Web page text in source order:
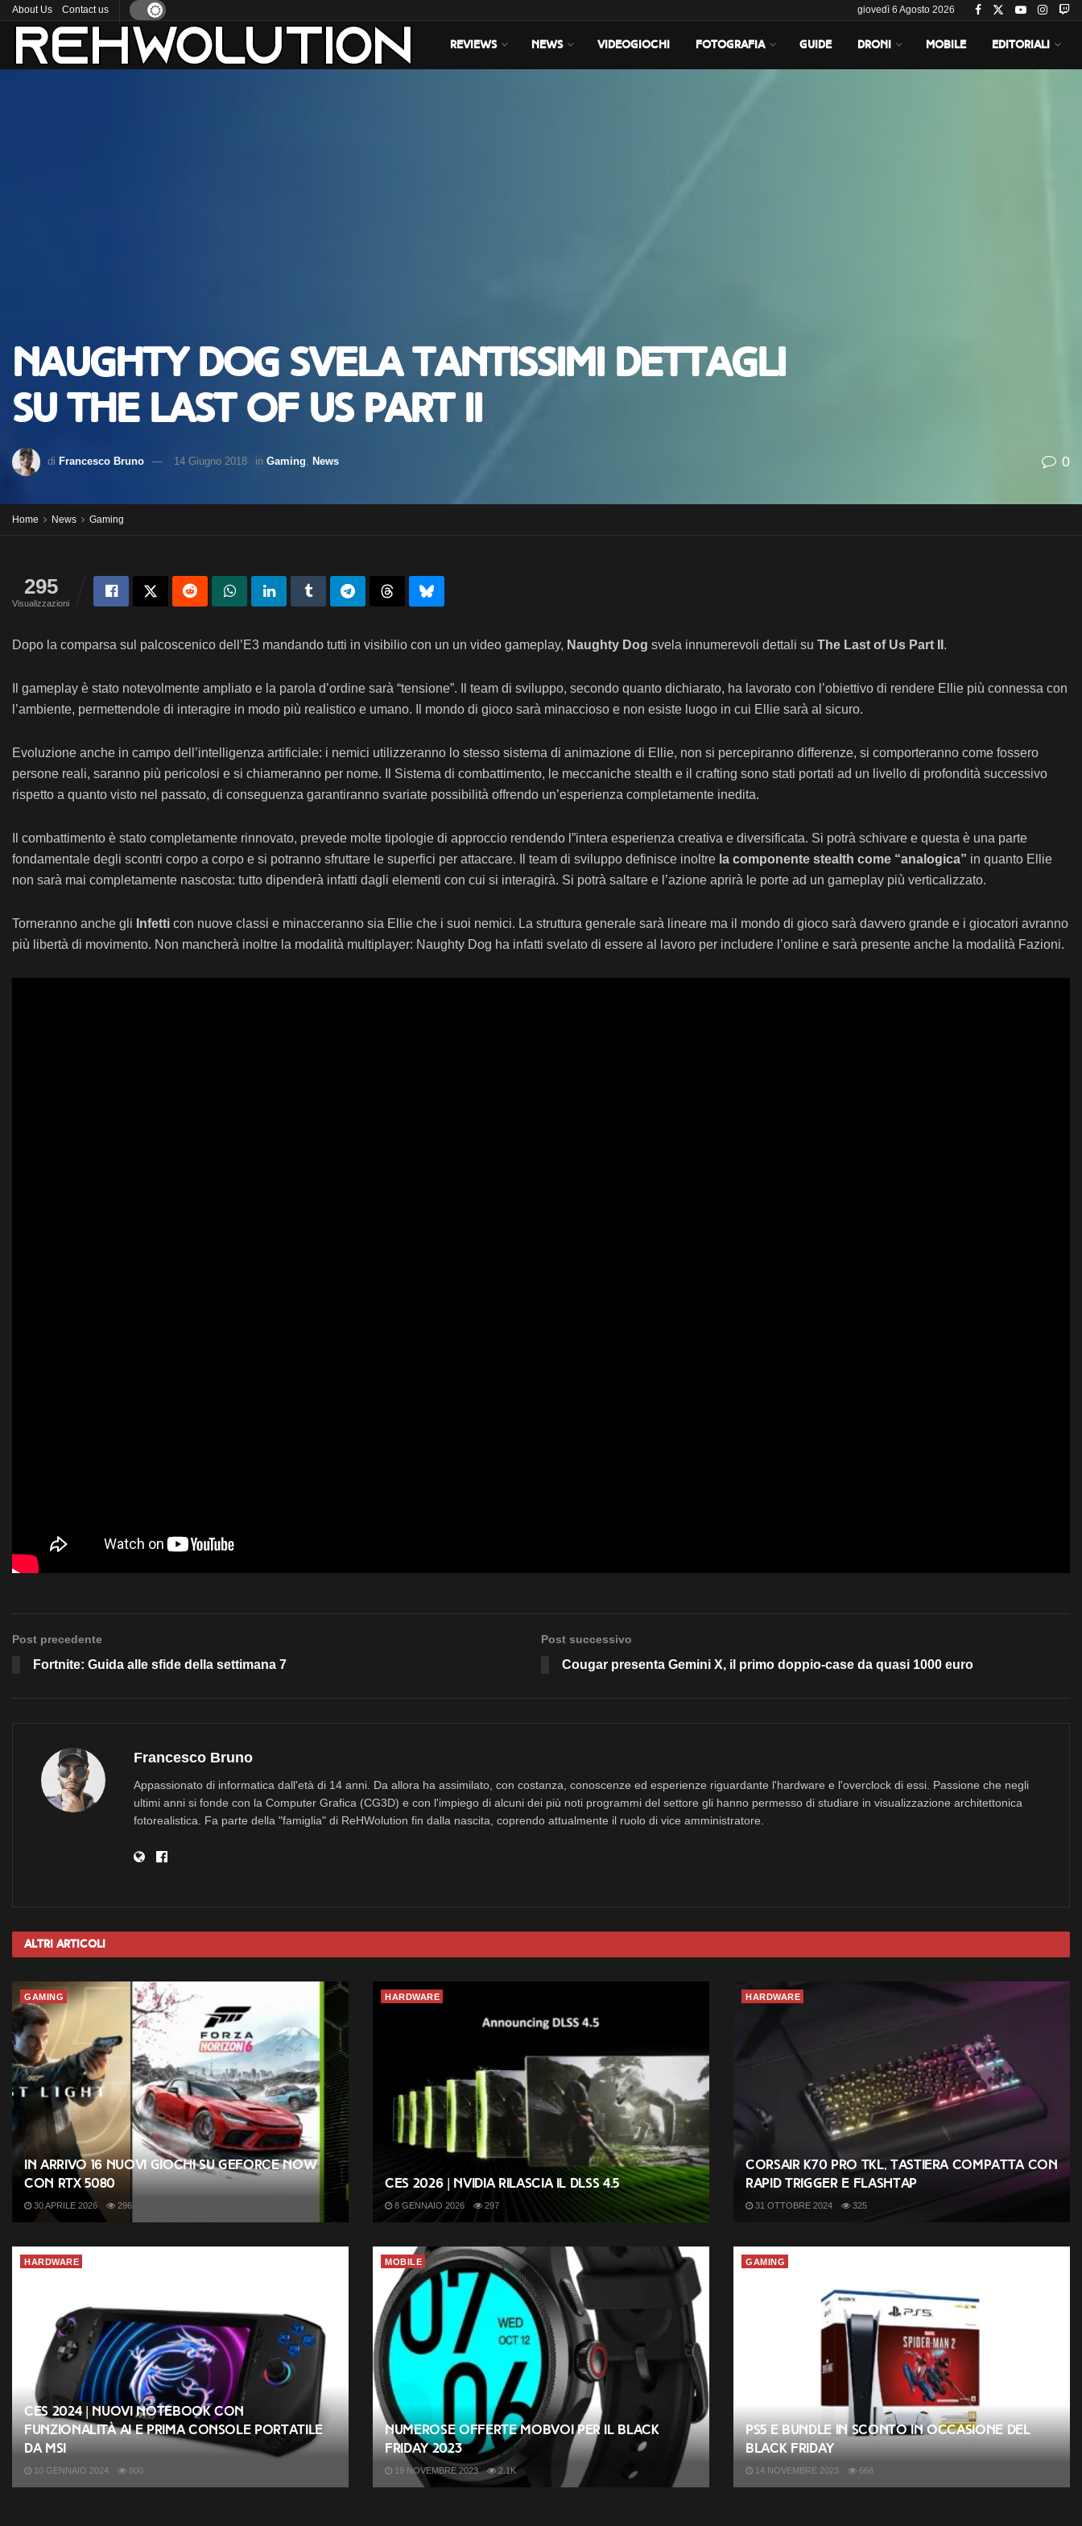
About Us Contact us giovedì 6 Agosto 2026
REVIEWS NEWS VIDEOGIOCHI FOTOGRAFIA GUIDE DRONI MOBILE EDITORIALI
Naughty Dog svela tantissimi dettagli
su The Last of Us Part II
di Francesco Bruno 14 Giugno 2018 in Gaming News 0
Home News Gaming
295
Visualizzazioni
Dopo la comparsa sul palcoscenico dell’E3 mandando tutti in visibilio con un un video gameplay, Naughty Dog svela innumerevoli dettali su The Last of Us Part II .
Il gameplay è stato notevolmente ampliato e la parola d’ordine sarà “tensione”. Il team di sviluppo, secondo quanto dichiarato, ha lavorato con l’obiettivo di rendere Ellie più connessa con
l’ambiente, permettendole di interagire in modo più realistico e umano. Il mondo di gioco sarà minaccioso e non esiste luogo in cui Ellie sarà al sicuro.
Evoluzione anche in campo dell’intelligenza artificiale: i nemici utilizzeranno lo stesso sistema di animazione di Ellie, non si percepiranno differenze, si comporteranno come fossero
persone reali, saranno più pericolosi e si chiameranno per nome. Il Sistema di combattimento, le meccaniche stealth e il crafting sono stati portati ad un livello di profondità successivo
rispetto a quanto visto nel passato, di conseguenza garantiranno svariate possibilità offrendo un’esperienza completamente inedita.
Il combattimento è stato completamente rinnovato, prevede molte tipologie di approccio rendendo l”intera esperienza creativa e diversificata. Si potrà schivare e questa è una parte
fondamentale degli scontri corpo a corpo e si potranno sfruttare le superfici per attaccare. Il team di sviluppo definisce inoltre la componente stealth come “analogica” in quanto Ellie
non sarà mai completamente nascosta: tutto dipenderà infatti dagli elementi con cui si interagirà. Si potrà saltare e l’azione aprirà le porte ad un gameplay più verticalizzato.
Torneranno anche gli Infetti con nuove classi e minacceranno sia Ellie che i suoi nemici. La struttura generale sarà lineare ma il mondo di gioco sarà davvero grande e i giocatori avranno
più libertà di movimento. Non mancherà inoltre la modalità multiplayer: Naughty Dog ha infatti svelato di essere al lavoro per includere l’online e sarà presente anche la modalità Fazioni.
Post precedente
Fortnite: Guida alle sfide della settimana 7
Post successivo
Cougar presenta Gemini X, il primo doppio-case da quasi 1000 euro
Francesco Bruno
Appassionato di informatica dall'età di 14 anni. Da allora ha assimilato, con costanza, conoscenze ed esperienze riguardante l'hardware e l'overclock di essi. Passione che negli
ultimi anni si fonde con la Computer Grafica (CG3D) e con l'impiego di alcuni dei più noti programmi del settore gli hanno permesso di studiare in visualizzazione architettonica
fotorealistica. Fa parte della "famiglia" di ReHWolution fin dalla nascita, coprendo attualmente il ruolo di vice amministratore.
Altri Articoli
GAMING
In arrivo 16 nuovi giochi su GeForce NOW
con RTX 5080
30 APRILE 2026 296
HARDWARE
CES 2026 | Nvidia rilascia il DLSS 4.5
8 GENNAIO 2026 297
HARDWARE
Corsair K70 PRO TKL, tastiera compatta con
Rapid Trigger e FlashTap
31 OTTOBRE 2024 325
HARDWARE
CES 2024 | Nuovi notebook con
funzionalità AI e prima console portatile
da MSI
10 GENNAIO 2024 800
MOBILE
Numerose offerte Mobvoi per il Black
Friday 2023
19 NOVEMBRE 2023 2.1K
GAMING
PS5 e bundle in sconto in occasione del
Black Friday
14 NOVEMBRE 2023 668